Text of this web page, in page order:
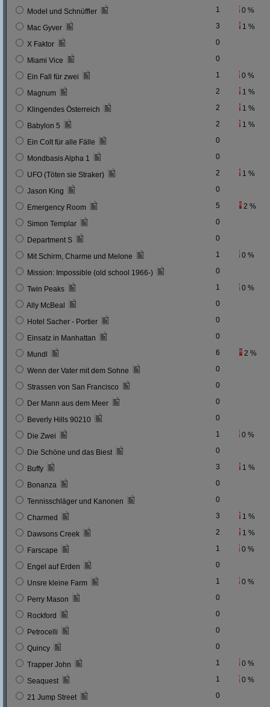
Model und Schnüffler 1 0 %
Mac Gyver 3 1 %
X Faktor 0
Miami Vice 0
Ein Fall für zwei 1 0 %
Magnum 2 1 %
Klingendes Österreich 2 1 %
Babylon 5 2 1 %
Ein Colt für alle Fälle 0
Mondbasis Alpha 1 0
UFO (Töten sie Straker) 2 1 %
Jason King 0
Emergency Room 5 2 %
Simon Templar 0
Department S 0
Mit Schirm, Charme und Melone 1 0 %
Mission: Impossible (old school 1966-) 0
Twin Peaks 1 0 %
Ally McBeal 0
Hotel Sacher - Portier 0
Einsatz in Manhattan 0
Mundl 6 2 %
Wenn der Vater mit dem Sohne 0
Strassen von San Francisco 0
Der Mann aus dem Meer 0
Beverly Hills 90210 0
Die Zwei 1 0 %
Die Schöne und das Biest 0
Buffy 3 1 %
Bonanza 0
Tennisschläger und Kanonen 0
Charmed 3 1 %
Dawsons Creek 2 1 %
Farscape 1 0 %
Engel auf Erden 0
Unsre kleine Farm 1 0 %
Perry Mason 0
Rockford 0
Petrocelli 0
Quincy 0
Trapper John 1 0 %
Seaquest 1 0 %
21 Jump Street 0